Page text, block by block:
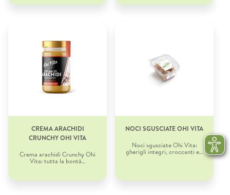
CREMA ARACHIDI
CRUNCHY OHI VITA
Crema arachidi Crunchy Ohi
Vita: tutta la bontà…
NOCI SGUSCIATE OHI VITA
Noci sgusciate Ohi Vita:
gherigli integri, croccanti e…